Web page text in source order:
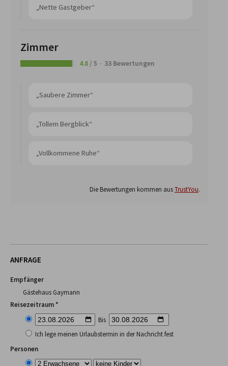
„Nette Gastgeber“
Zimmer
4.8/ 5 33 Bewertungen
„Saubere Zimmer“
„Tollem Bergblick“
„Vollkommene Ruhe“
Die Bewertungen kommen ausTrustYou.
ANFRAGE
Empfänger
Gästehaus Gaymann
Reisezeitraum *
Bis
Ich lege meinen Urlaubstermin in der Nachricht fest
Personen